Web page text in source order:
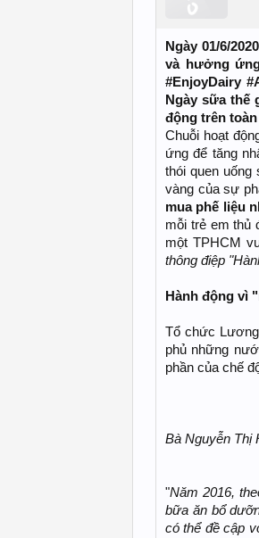
Ngày 01/6/
và hưởng
#EnjoyDairy
Ngày sữa thế
động trên toàn
Chuỗi hoạt
ứng để tăng
thói quen
vàng của sự
mua phế liệu
mỗi trẻ em thủ
một TPHCM
thông điệp
Hành động vì
Tổ chức
phủ những
phần của chế
Bà Nguyễn Thị
"Năm 2016,
bữa ăn bổ
có thể đề cập